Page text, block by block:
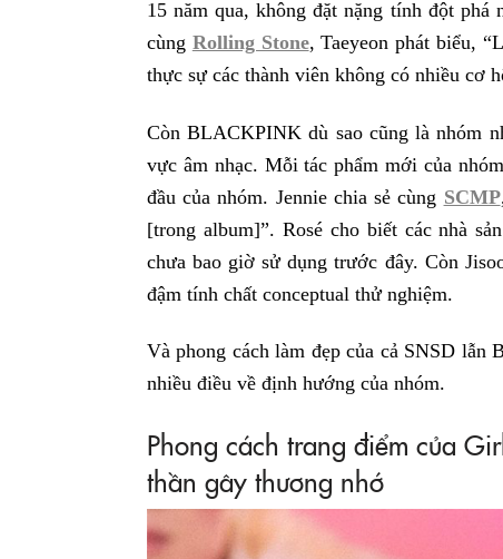
15 năm qua, không đặt nặng tính đột phá
cùng Rolling Stone, Taeyeon phát biểu,
thực sự các thành viên không có nhiều cơ
Còn BLACKPINK dù sao cũng là nhóm
vực âm nhạc. Mỗi tác phẩm mới của
đầu của nhóm. Jennie chia sẻ cùng SCMP
[trong album]”. Rosé cho biết các nhà
chưa bao giờ sử dụng trước đây. Còn
đậm tính chất conceptual thử nghiệm.
Và phong cách làm đẹp của cả SNSD
nhiều điều về định hướng của nhóm.
Phong cách trang điểm của
thần gây thương nhớ